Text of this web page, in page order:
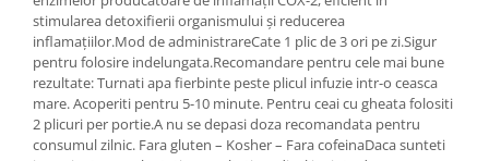
Cacao
stimularea detoxifierii organismului și reducerea
inflamațiilor.Mod de administrareCate 1 plic de 3 ori pe zi.Sigur
pentru folosire indelungata.Recomandare pentru cele mai bune
rezultate: Turnati apa fierbinte peste plicul infuzie intr-o ceasca
mare. Acoperiti pentru 5-10 minute. Pentru ceai cu gheata folositi
2 plicuri per portie.A nu se depasi doza recomandata pentru
consumul zilnic. Fara gluten – Kosher – Fara cofeinaDaca sunteti